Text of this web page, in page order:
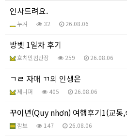
인사드려요.
누겨 32 26.08.06
방벳 1일차 후기
호치민킴반장 259 26.08.06
ㄱㄹ 자매 ㄲ의 인생은
제니퍼 405 26.08.06
꾸이년(Quy nhơn) 여행후기1(교통,
깜보 147 26.08.06